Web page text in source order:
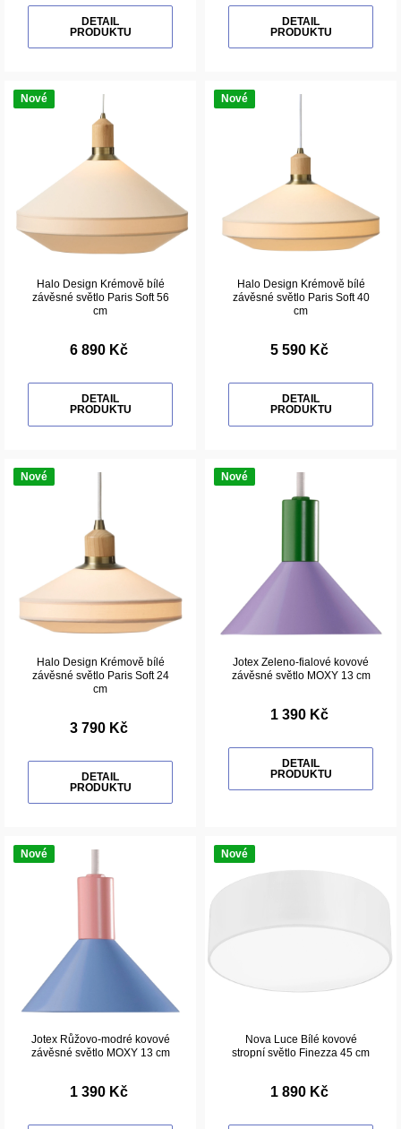
DETAIL
PRODUKTU
DETAIL
PRODUKTU
Nové
Halo Design Krémově bílé
závěsné světlo Paris Soft 56
cm
6 890 Kč
DETAIL
PRODUKTU
Nové
Halo Design Krémově bílé
závěsné světlo Paris Soft 40
cm
5 590 Kč
DETAIL
PRODUKTU
Nové
Halo Design Krémově bílé
závěsné světlo Paris Soft 24
cm
3 790 Kč
DETAIL
PRODUKTU
Nové
Jotex Zeleno-fialové kovové
závěsné světlo MOXY 13 cm
1 390 Kč
DETAIL
PRODUKTU
Nové
Jotex Růžovo-modré kovové
závěsné světlo MOXY 13 cm
1 390 Kč
Nové
Nova Luce Bílé kovové
stropní světlo Finezza 45 cm
1 890 Kč